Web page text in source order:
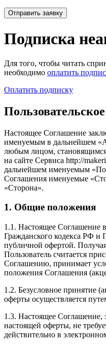
Подписка
Для того, чтобы читать
необходимо оплатить
Оплатить подписку
Настоящее Соглашение
именуемым в дальнейшем
любым лицом, становящимся
на сайте Сервиса http://
дальнейшем именуемым
Соглашения именуемые
«Сторона».
1. Общие положения
1.1. Настоящее Соглашение
Гражданского кодекса РФ и
публичной офертой.
Пользователь считается
Соглашению, принимает
положения Соглашения
1.2. Безусловное принятие
оферты осуществляется
1.3. Настоящее Соглашение,
настоящей оферты, не
действительно в